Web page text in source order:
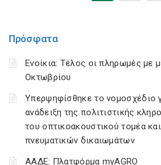
Πρόσφατα
Ενοίκια: Τέλος οι πληρωμές με
Οκτωβρίου
Υπερψηφίσθηκε το νομοσχέδιο
ανάδειξη της πολιτιστικής
του οπτικοακουστικού τομέα
πνευματικών δικαιωμάτων
ΑΑΔΕ: Πλατφόρμα myAGRO